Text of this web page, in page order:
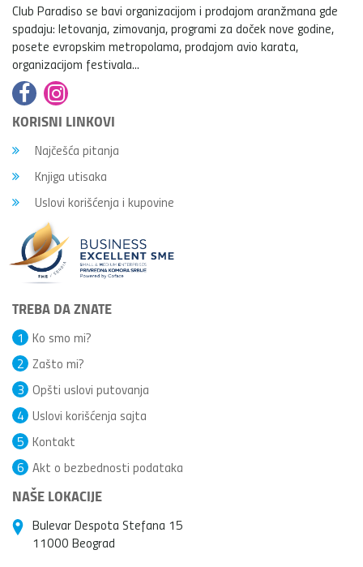
Club Paradiso se bavi organizacijom i prodajom aranžmana gde
spadaju: letovanja, zimovanja, programi za doček nove godine,
posete evropskim metropolama, prodajom avio karata,
organizacijom festivala...
KORISNI LINKOVI
Najčešća pitanja
Knjiga utisaka
Uslovi korišćenja i kupovine
TREBA DA ZNATE
Ko smo mi?
1
Zašto mi?
2
Opšti uslovi putovanja
3
Uslovi korišćenja sajta
4
Kontakt
5
Akt o bezbednosti podataka
6
NAŠE LOKACIJE
Bulevar Despota Stefana 15
11000 Beograd